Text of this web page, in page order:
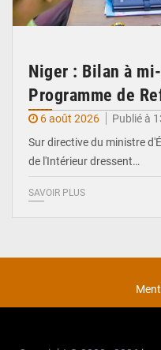
Niger : Bilan à
Programme de
6 août 2026
Publié à
Sur directive du ministre
de l'Intérieur dressent…
SAVOIR PLUS